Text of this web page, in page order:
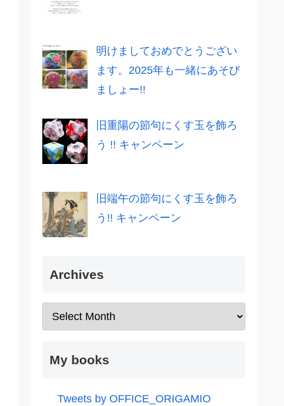
明けましておめでとうござい
ます。2025年も一緒にあそび
ましょー!!
旧重陽の節句にくす玉を飾ろ
う !! キャンペーン
旧端午の節句にくす玉を飾ろ
う!! キャンペーン
Archives
My books
Tweets by OFFICE_ORIGAMIO